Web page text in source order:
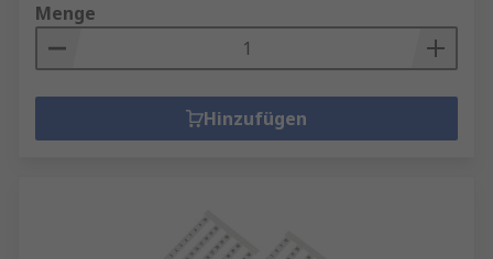
Menge
Hinzufügen